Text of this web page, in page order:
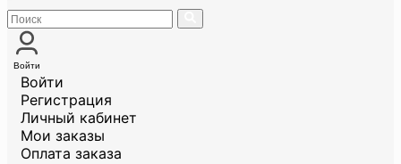
Войти
Войти
Регистрация
Личный кабинет
Мои заказы
Оплата заказа